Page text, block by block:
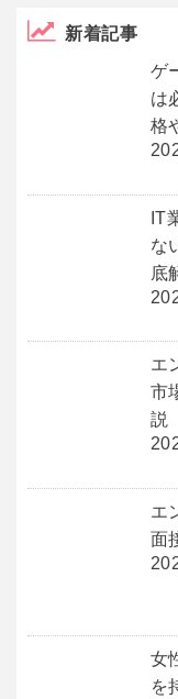
新着記事
ゲ
は
格
IT
な
底
エ
市
説
エ
面
女
を